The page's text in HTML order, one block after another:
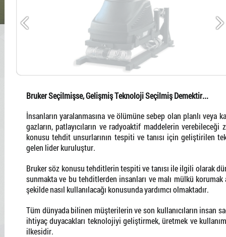
Bruker Seçilmişse, Gelişmiş Teknoloji Seçilmiş Demektir...
İnsanların yaralanmasına ve ölümüne sebep olan planlı
gazların, patlayıcıların ve radyoaktif maddelerin
konusu tehdit unsurlarının tespiti ve tanısı için geliştirilen
gelen lider kuruluştur.
Bruker söz konusu tehditlerin tespiti ve tanısı ile ilgili olarak
sunmakta ve bu tehditlerden insanları ve malı mülkü
şekilde nasıl kullanılacağı konusunda yardımcı olmaktadır.
Tüm dünyada bilinen müşterilerin ve son kullanıcıların insan
ihtiyaç duyacakları teknolojiyi geliştirmek, üretmek ve
ilkesidir.